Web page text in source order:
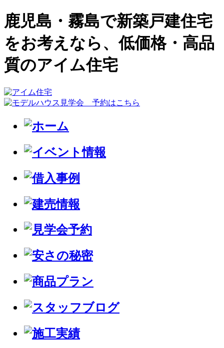
鹿児島・霧島で新築戸建住宅
をお考えなら、低価格・高品
質のアイム住宅